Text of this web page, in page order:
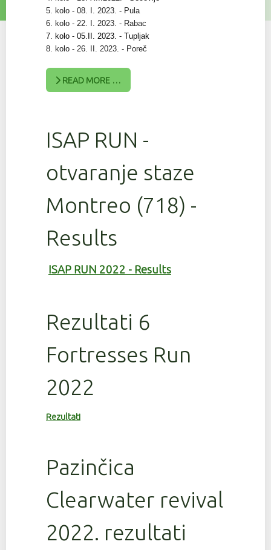
5. kolo - 08. I. 2023. - Pula
6. kolo - 22. I. 2023. - Rabac
7. kolo - 05.II. 2023. - Tupljak
8. kolo - 26. II. 2023. - Poreč
READ MORE …
ISAP RUN -
otvaranje staze
Montreo (718) -
Results
ISAP RUN 2022 - Results
Rezultati 6
Fortresses Run
2022
Rezultati
Pazinčica
Clearwater revival
2022. rezultati